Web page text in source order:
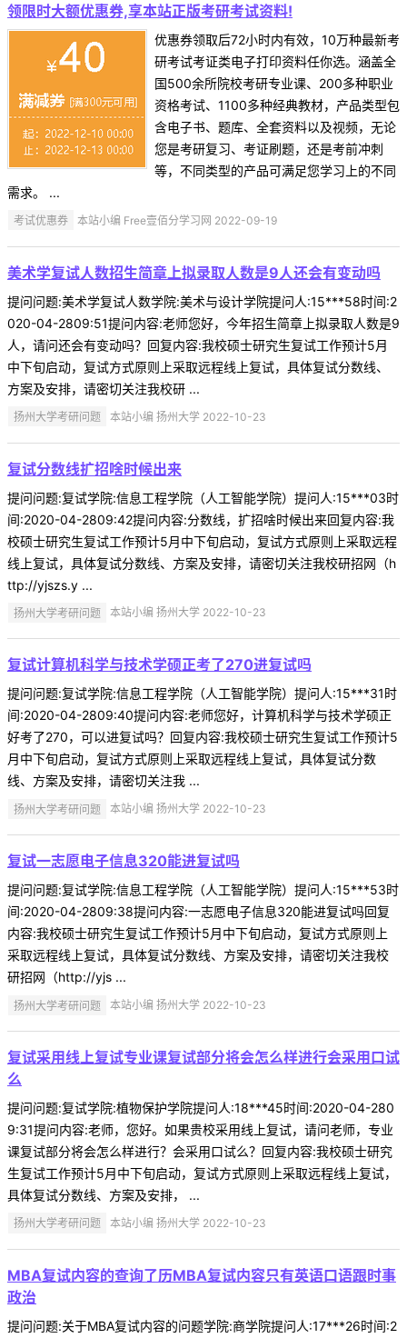
领限时大额优惠券,享本站正版考研考试资料!
优惠券领取后72小时内有效，10万种最新考
研考试考证类电子打印资料任你选。涵盖全
国500余所院校考研专业课、200多种职业
资格考试、1100多种经典教材，产品类型包
含电子书、题库、全套资料以及视频，无论
您是考研复习、考证刷题，还是考前冲刺
等，不同类型的产品可满足您学习上的不同
需求。 ...
考试优惠券 本站小编 Free壹佰分学习网 2022-09-19
美术学复试人数招生简章上拟录取人数是9人还会有变动吗
提问问题:美术学复试人数学院:美术与设计学院提问人:15***58时间:2
020-04-2809:51提问内容:老师您好，今年招生简章上拟录取人数是9
人，请问还会有变动吗？回复内容:我校硕士研究生复试工作预计5月
中下旬启动，复试方式原则上采取远程线上复试，具体复试分数线、
方案及安排，请密切关注我校研 ...
扬州大学考研问题 本站小编 扬州大学 2022-10-23
复试分数线扩招啥时候出来
提问问题:复试学院:信息工程学院（人工智能学院）提问人:15***03时
间:2020-04-2809:42提问内容:分数线，扩招啥时候出来回复内容:我
校硕士研究生复试工作预计5月中下旬启动，复试方式原则上采取远程
线上复试，具体复试分数线、方案及安排，请密切关注我校研招网（h
ttp://yjszs.y ...
扬州大学考研问题 本站小编 扬州大学 2022-10-23
复试计算机科学与技术学硕正考了270进复试吗
提问问题:复试学院:信息工程学院（人工智能学院）提问人:15***31时
间:2020-04-2809:40提问内容:老师您好，计算机科学与技术学硕正
好考了270，可以进复试吗？回复内容:我校硕士研究生复试工作预计5
月中下旬启动，复试方式原则上采取远程线上复试，具体复试分数
线、方案及安排，请密切关注我 ...
扬州大学考研问题 本站小编 扬州大学 2022-10-23
复试一志愿电子信息320能进复试吗
提问问题:复试学院:信息工程学院（人工智能学院）提问人:15***53时
间:2020-04-2809:38提问内容:一志愿电子信息320能进复试吗回复
内容:我校硕士研究生复试工作预计5月中下旬启动，复试方式原则上
采取远程线上复试，具体复试分数线、方案及安排，请密切关注我校
研招网（http://yjs ...
扬州大学考研问题 本站小编 扬州大学 2022-10-23
复试采用线上复试专业课复试部分将会怎么样进行会采用口试
么
提问问题:复试学院:植物保护学院提问人:18***45时间:2020-04-280
9:31提问内容:老师，您好。如果贵校采用线上复试，请问老师，专业
课复试部分将会怎么样进行？会采用口试么？回复内容:我校硕士研究
生复试工作预计5月中下旬启动，复试方式原则上采取远程线上复试，
具体复试分数线、方案及安排， ...
扬州大学考研问题 本站小编 扬州大学 2022-10-23
MBA复试内容的查询了历MBA复试内容只有英语口语跟时事
政治
提问问题:关于MBA复试内容的问题学院:商学院提问人:17***26时间:2